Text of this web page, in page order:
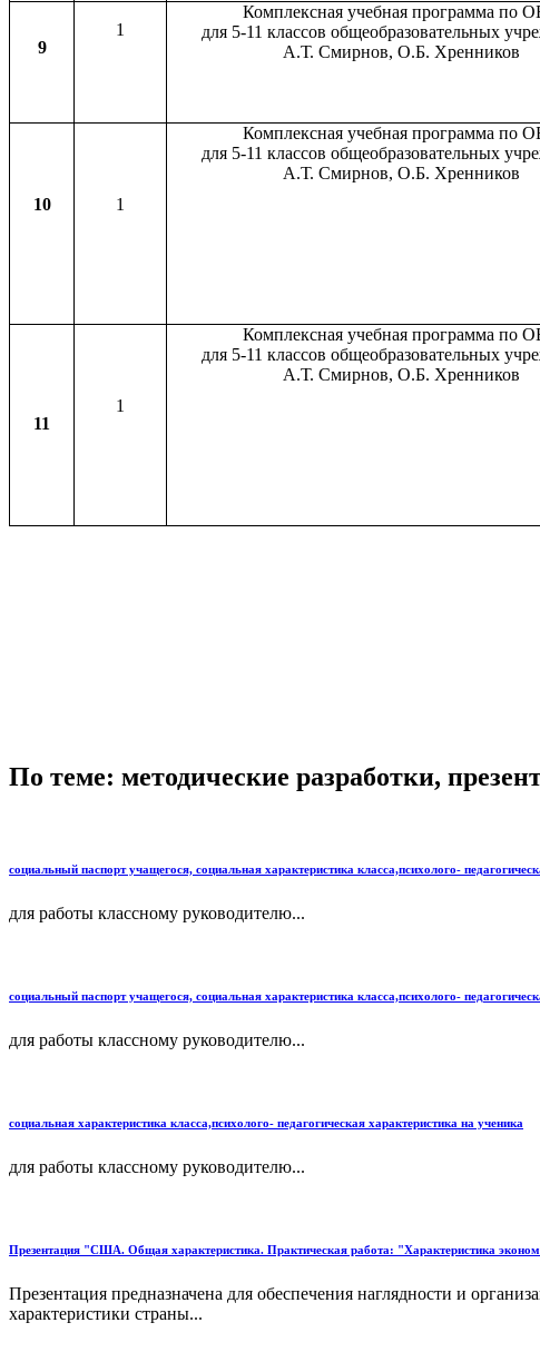
9
1
Комплексная учебная программа по
для 5-11 классов общеобразовательных
А.Т. Смирнов, О.Б. Хренников
10 1
Комплексная учебная программа по
для 5-11 классов общеобразовательных
А.Т. Смирнов, О.Б. Хренников
11
1
Комплексная учебная программа по
для 5-11 классов общеобразовательных
А.Т. Смирнов, О.Б. Хренников
По теме: методические разработки,
социальный паспорт учащегося, социальная характеристика класса,психолого-
для работы классному руководителю...
социальный паспорт учащегося, социальная характеристика класса,психолого-
для работы классному руководителю...
социальная характеристика класса,психолого- педагогическая характеристика на ученика
для работы классному руководителю...
Презентация "США. Общая характеристика. Практическая работа: "Характеристика
Презентация предназначена для обеспечения наглядности и
характеристики страны...